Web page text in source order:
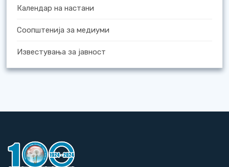
Календар на настани
Соопштенија за медиуми
Известувања за јавност